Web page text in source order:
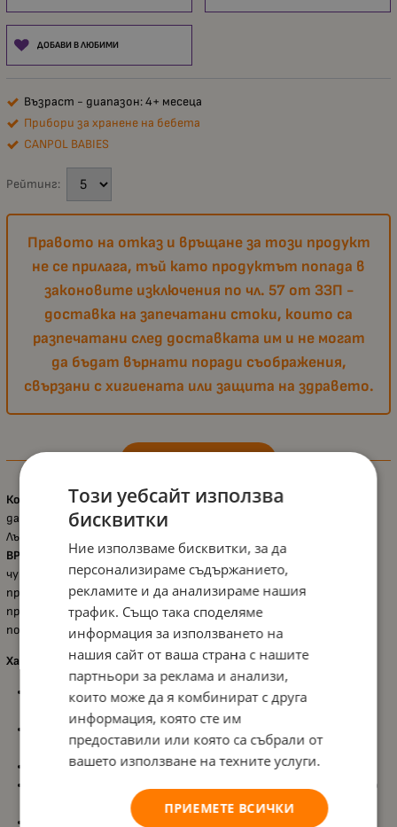
ДОБАВИ В ЛЮБИМИ
Възраст - диапазон: 4+ месеца
Прибори за хранене на бебета
CANPOL BABIES
Рейтинг:
Правото на отказ и връщане за този продукт
не се прилага, тъй като продуктът попада в
законовите изключения по чл. 57 от ЗЗП -
доставка на запечатани стоки, които са
разпечатани след доставката им и не могат
да бъдат върнати поради съображения,
свързани с хигиената или защита на здравето.
Комплект лъжички Canpol – 2 броя, Розова и Сива
да осигури удобно и безопасно хранене за най-малките.
Лъжичките са изработени от
BPA
и са със заоблени форми, които са нежни към
чувствителните детски венци. Цветните дръжки с картинки
привличат вниманието на детето и правят всяко хранене по-
приятно. Комплектът включва малка и голяма лъжичка, което
позволява удобство при различните етапи на захранване.
Характеристики:
Комплект от 2 лъжички – малка и голяма , осигурява
удобство при различни етапи на хранене;
Изработени от
висококачествен материал
контакт с храна;
Заоблени форми, щадят деликатните бебешки венци;
, правят храненето по-забавно
деца над 4 месеца , съобразени с периода на
Този уебсайт използва
бисквитки
Ние използваме бисквитки, за да
персонализираме съдържанието,
рекламите и да анализираме нашия
трафик. Също така споделяме
информация за използването на
нашия сайт от ваша страна с нашите
партньори за реклама и анализи,
които може да я комбинират с друга
информация, която сте им
предоставили или която са събрали от
вашето използване на техните услуги.
ПРИЕМЕТЕ ВСИЧКИ